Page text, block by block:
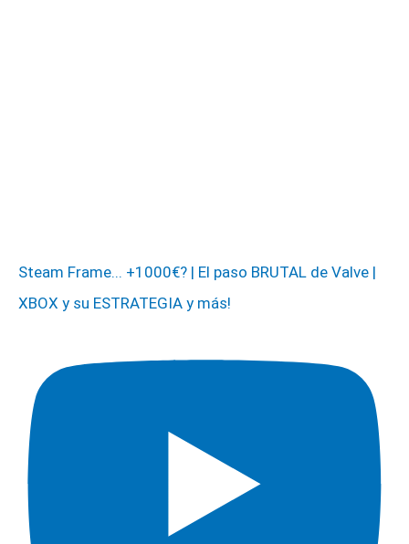
Steam Frame... +1000€? | El paso BRUTAL de Valve |
XBOX y su ESTRATEGIA y más!